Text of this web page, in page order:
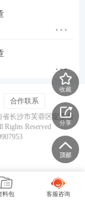
合作联系
长沙市芙蓉区定王台
Reserved
收藏
分享
料包 客服咨询